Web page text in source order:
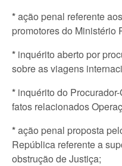
*ação penal referente
promotores do Ministério
* inquérito aberto por
sobre as viagens
* inquérito do
fatos relacionados
*ação penal proposta
República referente a
obstrução de Justiça;